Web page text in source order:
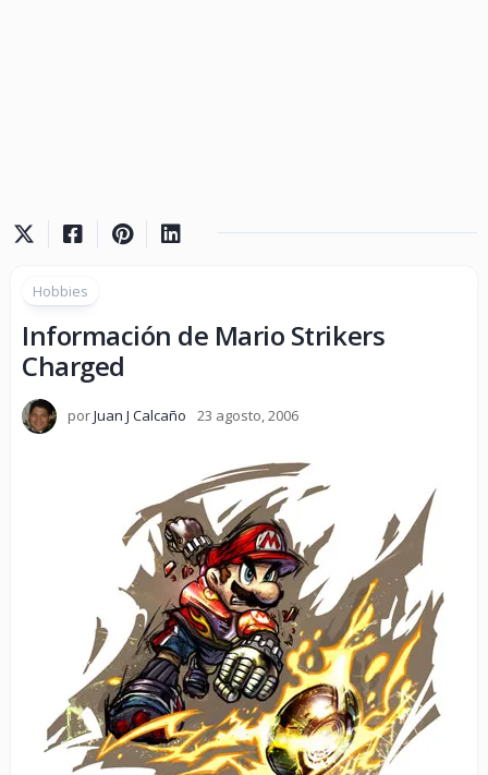
Hobbies
Información de Mario Strikers
Charged
porJuan J Calcaño 23 agosto, 2006